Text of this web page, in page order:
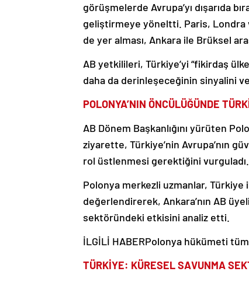
görüşmelerde Avrupa’yı dışarıda
geliştirmeye yöneltti. Paris, Londra
de yer alması, Ankara ile Brüksel
AB yetkilileri, Türkiye’yi “fikirdaş
daha da derinleşeceğinin sinyalini
POLONYA’NIN ÖNCÜLÜĞÜNDE
AB Dönem Başkanlığını yürüten
ziyarette, Türkiye’nin Avrupa’nın
rol üstlenmesi gerektiğini vurguladı.
Polonya merkezli uzmanlar,
değerlendirerek, Ankara’nın AB
sektöründeki etkisini analiz etti.
İLGİLİ HABERPolonya hükümeti
TÜRKİYE: KÜRESEL SAVUNMA